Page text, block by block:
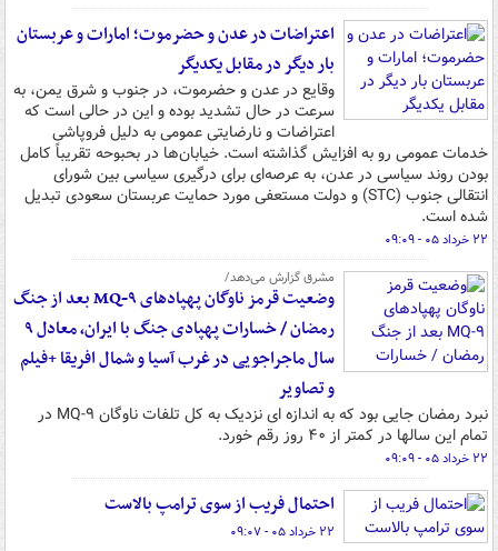
اعتراضات در عدن و حضرموت؛ امارات و عربستان
بار دیگر در مقابل یکدیگر
وقایع در عدن و حضرموت، در جنوب و شرق یمن، به
سرعت در حال تشدید بوده و این در حالی است که
اعتراضات و نارضایتی عمومی به دلیل فروپاشی
خدمات عمومی رو به افزایش گذاشته است. خیابان‌ها در بحبوحه تقریباً کامل
بودن روند سیاسی در عدن، به عرصه‌ای برای درگیری سیاسی بین شورای
انتقالی جنوب (STC) و دولت مستعفی مورد حمایت عربستان سعودی تبدیل
شده است.
۲۲ خرداد ۰۵ - ۰۹:۰۹
مشرق گزارش می‌دهد/
وضعیت قرمز ناوگان پهپادهای MQ-۹ بعد از جنگ
رمضان / خسارات پهپادی جنگ با ایران، معادل ۹
سال ماجراجویی در غرب آسیا و شمال افریقا +فیلم
و تصاویر
نبرد رمضان جایی بود که به اندازه ای نزدیک به کل تلفات ناوگان MQ-۹ در
تمام این سالها در کمتر از ۴۰ روز رقم خورد.
۲۲ خرداد ۰۵ - ۰۹:۰۹
احتمال فریب از سوی ترامپ بالاست
۲۲ خرداد ۰۵ - ۰۹:۰۷